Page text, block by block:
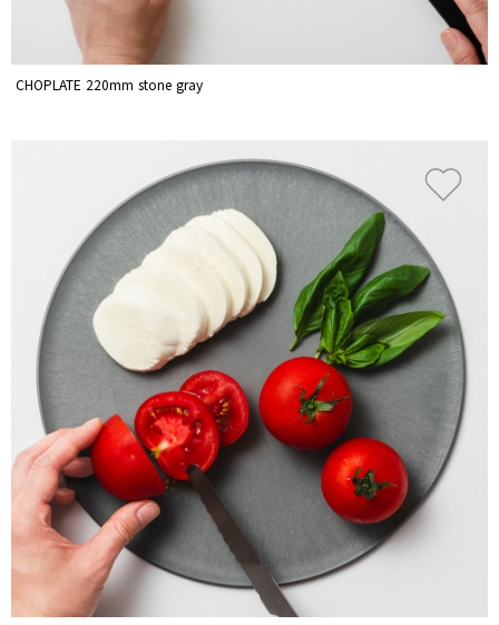
CHOPLATE 220mm stone gray